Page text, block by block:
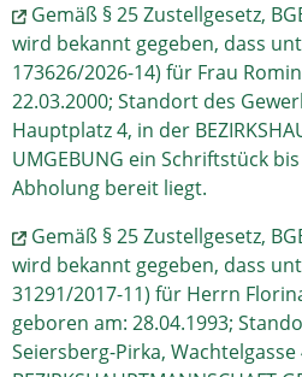
Gemäß § 25 Zustellgesetz,
wird bekannt gegeben, dass
173626/2026-14) für Frau
22.03.2000; Standort des
Hauptplatz 4, in der
UMGEBUNG ein Schriftstück
Abholung bereit liegt.
Gemäß § 25 Zustellgesetz,
wird bekannt gegeben, dass
31291/2017-11) für Herrn
geboren am: 28.04.1993;
Seiersberg-Pirka,